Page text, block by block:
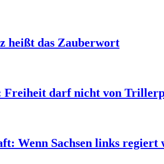
heißt das Zauberwort
darf nicht von
Wenn Sachsen links